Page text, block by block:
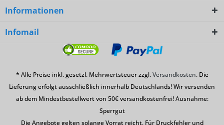
Informationen
Infomail
* Alle Preise inkl. gesetzl. Mehrwertsteuer zzgl.Versandkosten. Die
Lieferung erfolgt ausschließlich innerhalb Deutschlands! Wir versenden
ab dem Mindestbestellwert von 50€ versandkostenfrei! Ausnahme:
Sperrgut
Die Angebote gelten solange Vorrat reicht. Für Druckfehler und